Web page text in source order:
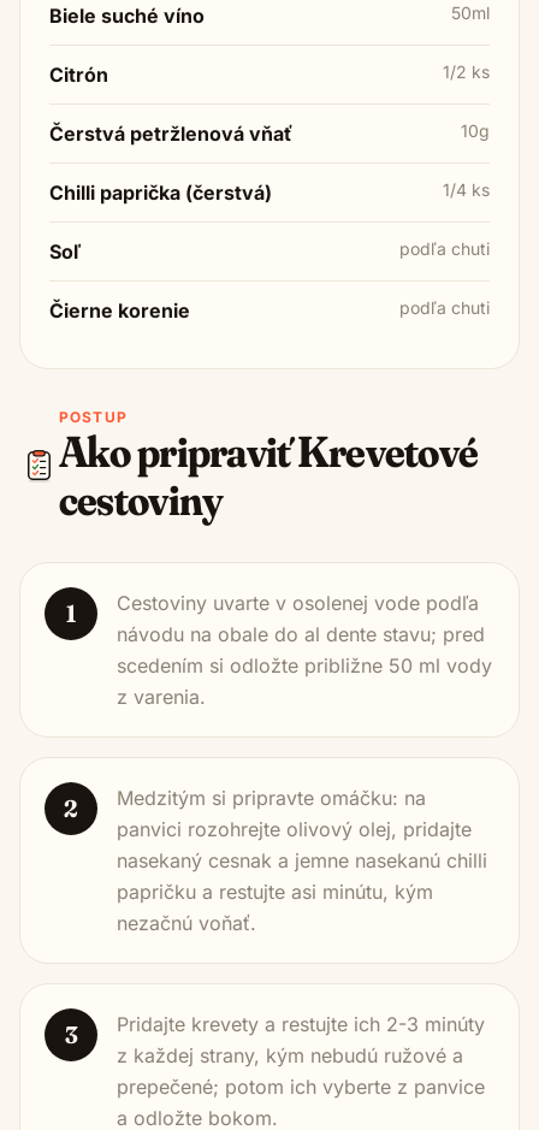
Biele suché víno 50ml
Citrón 1/2 ks
Čerstvá petržlenová vňať 10g
Chilli paprička (čerstvá) 1/4 ks
Soľ podľa chuti
Čierne korenie podľa chuti
POSTUP
Ako pripraviťKrevetové
cestoviny
1
Cestoviny uvarte v osolenej vode podľa
návodu na obale do al dente stavu; pred
scedením si odložte približne 50 ml vody
z varenia.
2
Medzitým si pripravte omáčku: na
panvici rozohrejte olivový olej, pridajte
nasekaný cesnak a jemne nasekanú chilli
papričku a restujte asi minútu, kým
nezačnú voňať.
3
Pridajte krevety a restujte ich 2-3 minúty
z každej strany, kým nebudú ružové a
prepečené; potom ich vyberte z panvice
a odložte bokom.